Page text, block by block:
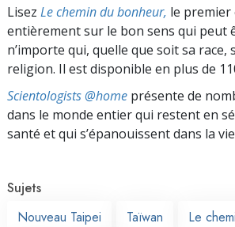
Lisez Le chemin du bonheur, le premier
entièrement sur le bon sens qui peut
n’importe qui, quelle que soit sa race,
religion. Il est disponible en plus de
Scientologists @home présente de
dans le monde entier qui restent en
santé et qui s’épanouissent dans la
Sujets
Nouveau Taipei
Taïwan Le